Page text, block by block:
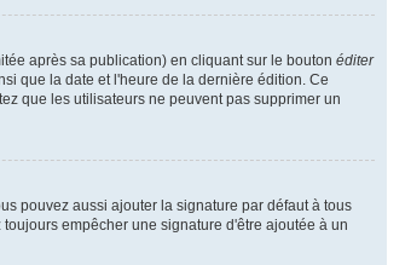
après sa publication) en cliquant sur le bouton éditer
que la date et l'heure de la dernière édition. Ce
que les utilisateurs ne peuvent pas supprimer un
pouvez aussi ajouter la signature par défaut à tous
empêcher une signature d'être ajoutée à un